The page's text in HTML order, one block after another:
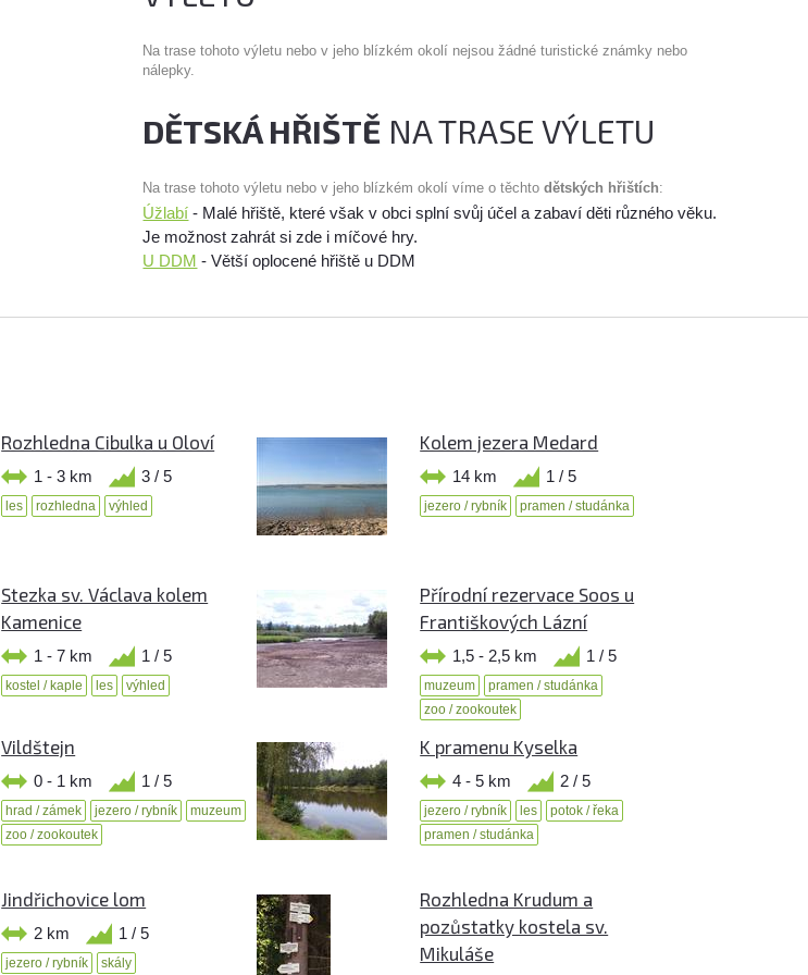
Na trase tohoto výletu nebo v jeho blízkém okolí nejsou žádné turistické známky nebo
nálepky.
DĚTSKÁ HŘIŠTĚ NA TRASE VÝLETU
Na trase tohoto výletu nebo v jeho blízkém okolí víme o těchtodětských hřištích:
Úžlabí - Malé hřiště, které však v obci splní svůj účel a zabaví děti různého věku.
Je možnost zahrát si zde i míčové hry.
U DDM - Větší oplocené hřiště u DDM
Rozhledna Cibulka u Oloví
1 - 3 km 3 / 5
les rozhledna výhled
Kolem jezera Medard
14 km 1 / 5
jezero / rybník pramen / studánka
Stezka sv. Václava kolem
Kamenice
1 - 7 km 1 / 5
kostel / kaple les výhled
Přírodní rezervace Soos u
Františkových Lázní
1,5 - 2,5 km 1 / 5
muzeum
pramen / studánka
zoo / zookoutek
Vildštejn
0 - 1 km 1 / 5
hrad / zámek jezero / rybník
muzeum
zoo / zookoutek
K pramenu Kyselka
4 - 5 km 2 / 5
jezero / rybník les
potok / řeka
pramen / studánka
Jindřichovice lom
2 km 1 / 5
jezero / rybník skály
Rozhledna Krudum a
pozůstatky kostela sv.
Mikuláše